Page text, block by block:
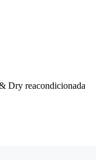
Dry reacondicionada